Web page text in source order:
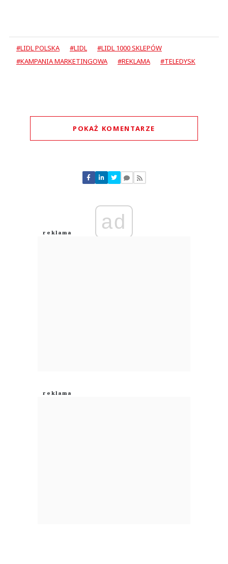
#LIDL POLSKA #LIDL
#LIDL 1000 SKLEPÓW
#KAMPANIA MARKETINGOWA
#REKLAMA #TELEDYSK
POKAŻ KOMENTARZE
Nie znaleziono komentarzy
Zostaw swoje komentarze
Anuluj
ad